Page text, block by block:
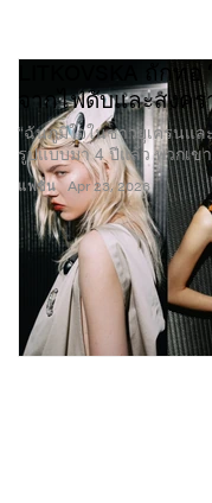
แฟชั่น
LITKOVSKA ถักท
จากไฟดับและสงค
“ฉันภูมิใจในชาวยูเครนแ
รูปแบบมา 4 ปีแล้ว พวกเข
Apr 23, 2026